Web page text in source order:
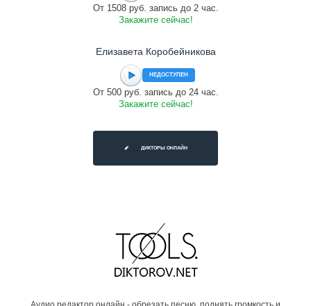
От 1508 руб. запись до 2 час.
Закажите сейчас!
Елизавета Коробейникова
НЕДОСТУПЕН
От 500 руб. запись до 24 час.
Закажите сейчас!
ДИКТОРЫ ОНЛАЙН